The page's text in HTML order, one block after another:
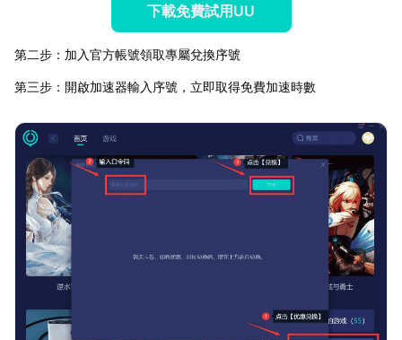
下載免費試用UU
第二步：加入官方帳號領取專屬兌換序號
第三步：開啟加速器輸入序號，立即取得免費加速時數